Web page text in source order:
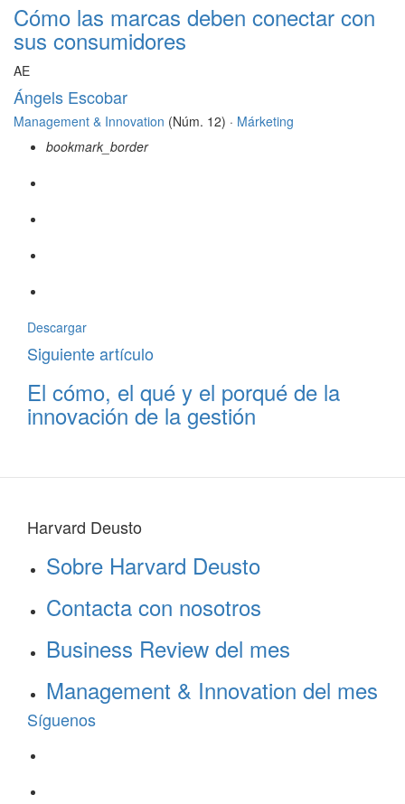
Cómo las marcas deben conectar con
sus consumidores
AE
Ángels Escobar
Management & Innovation (Núm. 12) · Márketing
bookmark_border
Descargar
Siguiente artículo
El cómo, el qué y el porqué de la
innovación de la gestión
Harvard Deusto
Sobre Harvard Deusto
Contacta con nosotros
Business Review del mes
Management & Innovation del mes
Síguenos